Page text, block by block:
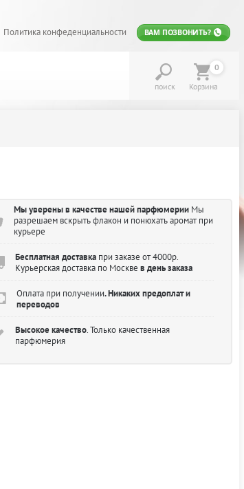
Политика конфеденциальности ВАМ ПОЗВОНИТЬ?
поиск
0
Корзина
Мы уверены в качестве нашей парфюмерииМы
разрешаем вскрыть флакон и понюхать аромат при
курьере
Бесплатная доставкапри заказе от 4000р.
Курьерская доставка по Москве в день заказа
Оплата при получении. Никаких предоплат и
переводов
Высокое качество. Только качественная
парфюмерия